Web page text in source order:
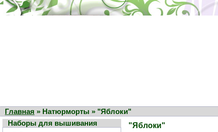
Главная » Натюрморты » "Яблоки"
Наборы для вышивания
"Яблоки"